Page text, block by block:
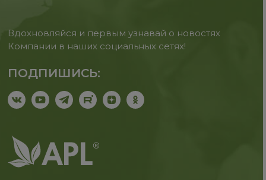
Вдохновляйся и первым узнавай о новостях
Компании в наших социальных сетях!
ПОДПИШИСЬ: